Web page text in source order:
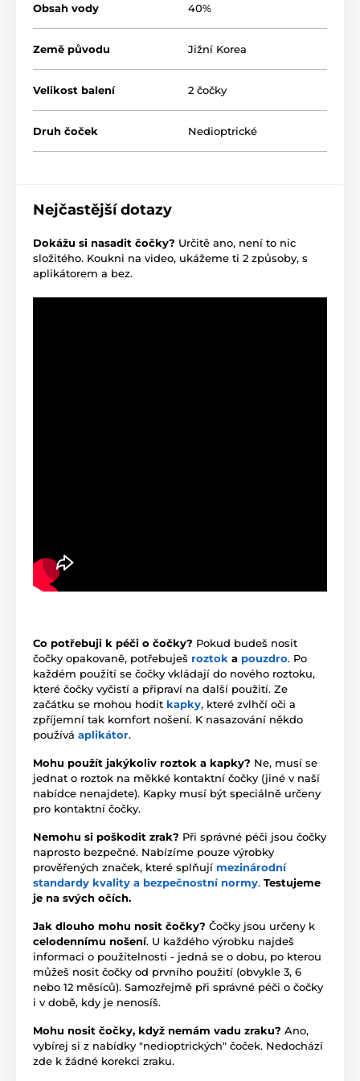
Obsah vody 40%
Země původu Jižní Korea
Velikost balení 2 čočky
Druh čoček Nedioptrické
Nejčastější dotazy
Dokážu si nasadit čočky? Určitě ano, není to nic
složitého. Koukni na video, ukážeme ti 2 způsoby, s
aplikátorem a bez.
Co potřebuji k péči o čočky? Pokud budeš nosit
čočky opakovaně, potřebuješ roztok a pouzdro. Po
každém použití se čočky vkládají do nového roztoku,
které čočky vyčistí a připraví na další použití. Ze
začátku se mohou hodit kapky, které zvlhčí oči a
zpříjemní tak komfort nošení. K nasazování někdo
používá aplikátor.
Mohu použít jakýkoliv roztok a kapky? Ne, musí se
jednat o roztok na měkké kontaktní čočky (jiné v naší
nabídce nenajdete). Kapky musí být speciálně určeny
pro kontaktní čočky.
Nemohu si poškodit zrak? Při správné péči jsou čočky
naprosto bezpečné. Nabízíme pouze výrobky
prověřených značek, které splňují mezinárodní
standardy kvality a bezpečnostní normy. Testujeme
je na svých očích.
Jak dlouho mohu nosit čočky? Čočky jsou určeny k
celodennímu nošení. U každého výrobku najdeš
informaci o použitelnosti - jedná se o dobu, po kterou
můžeš nosit čočky od prvního použití (obvykle 3, 6
nebo 12 měsíců). Samozřejmě při správné péči o čočky
i v době, kdy je nenosíš.
Mohu nosit čočky, když nemám vadu zraku? Ano,
vybírej si z nabídky "nedioptrických" čoček. Nedochází
zde k žádné korekci zraku.